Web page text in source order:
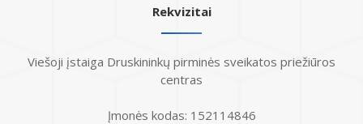
Rekvizitai
Viešoji įstaiga Druskininkų pirminės sveikatos priežiūros
centras
Įmonės kodas: 152114846